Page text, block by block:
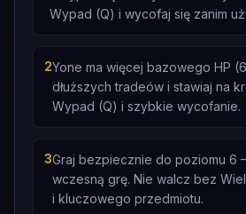
Wypad (Q) i wycofaj się zanim
2Yone ma więcej bazowego HP
dłuższych tradeów i stawiaj na
Wypad (Q) i szybkie wycofanie.
3Graj bezpiecznie do poziomu 6
wczesną grę. Nie walcz bez
i kluczowego przedmiotu.